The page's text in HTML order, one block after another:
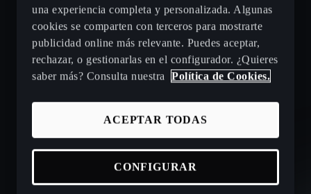
una experiencia completa y personalizada. Algunas
cookies se comparten con terceros para mostrarte
publicidad online más relevante. Puedes aceptar,
rechazar, o gestionarlas en el configurador. ¿Quieres
saber más? Consulta nuestra
Política de Cookies.
ACEPTAR TODAS
CONFIGURAR